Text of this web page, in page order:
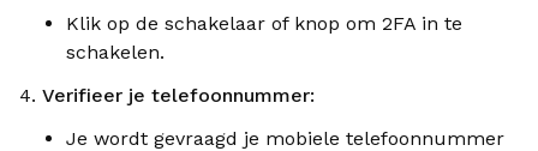
Klik op de schakelaar of knop om 2FA in te
schakelen.
Verifieer je telefoonnummer:
Je wordt gevraagd je mobiele telefoonnummer